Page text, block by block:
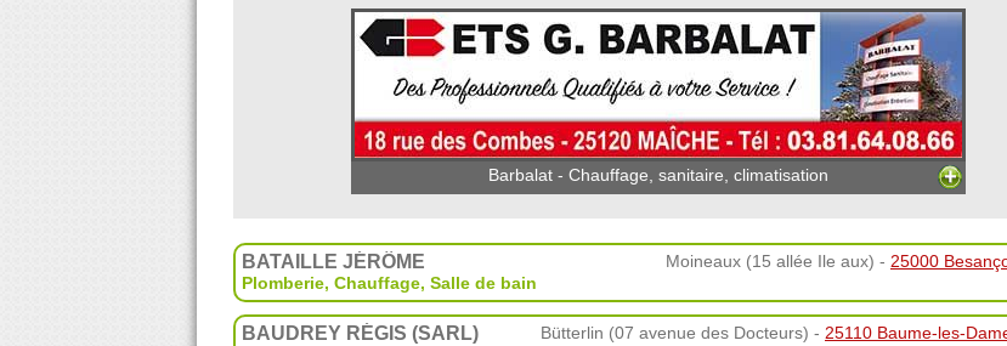
Barbalat - Chauffage, sanitaire, climatisation
BATAILLE JÉRÔME Moineaux (15 allée Ile aux) - 25000
Plomberie, Chauffage, Salle de bain
BAUDREY RÉGIS (SARL) Bütterlin (07 avenue des Docteurs) - 25110 Baume-les-